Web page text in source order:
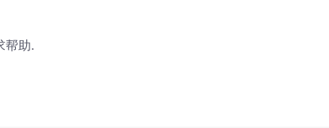
帮助.